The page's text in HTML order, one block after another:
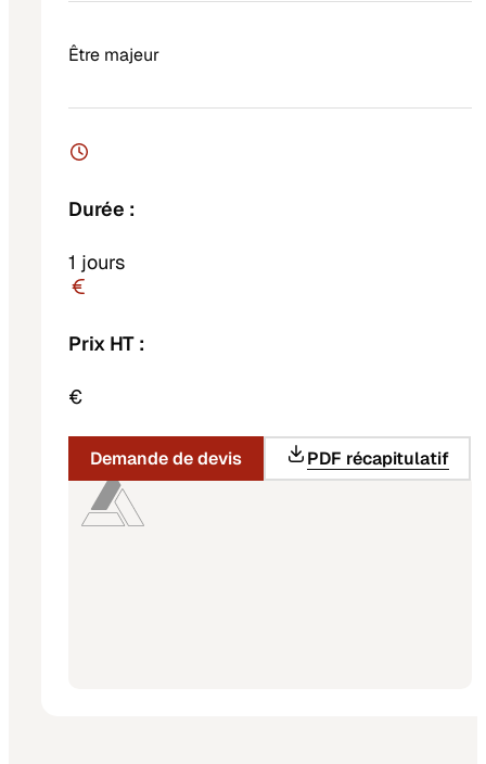
Être majeur
Durée :
1 jours
Prix HT :
€
Demande de devis PDF récapitulatif